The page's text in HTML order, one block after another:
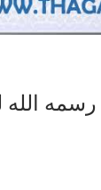
رسمه